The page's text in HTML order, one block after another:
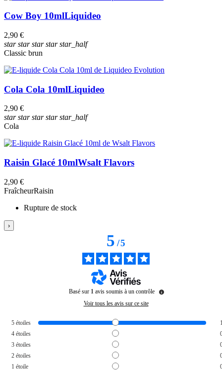
Cow Boy 10mlLiquideo
2,90 €
starstarstarstarstar_half
Classic brun
Cola Cola 10mlLiquideo
2,90 €
starstarstarstarstar_half
Cola
Raisin Glacé 10mlWsalt Flavors
2,90 €
FraîcheurRaisin
Rupture de stock
›
5/5
Basé sur 1 avis soumis à un contrôle
Voir tous les avis sur ce site
5 étoiles
4 étoiles
3 étoiles
2 étoiles
1 étoile